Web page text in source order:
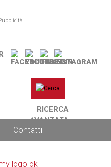
Pubblicità
RICERCA
AVANZATA
Contatti